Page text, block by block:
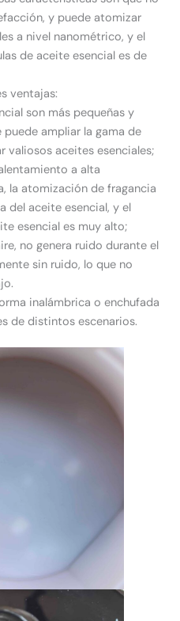
y puede atomizar
a nivel nanométrico, y el
de aceite esencial es de
ventajas:
son más pequeñas y
ampliar la gama de
valiosos aceites esenciales;
a alta
la atomización de fragancia
del aceite esencial, y el
esencial es muy alto;
no genera ruido durante el
sin ruido, lo que no
inalámbrica o enchufada
de distintos escenarios.